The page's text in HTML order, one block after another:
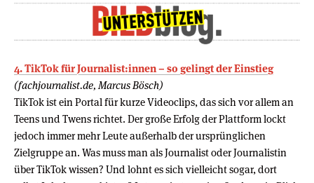
4. TikTok für Journalist:innen – so gelingt der Einstieg
(fachjournalist.de, Marcus Bösch)
TikTok ist ein Portal für kurze Videoclips, das sich vor allem an
Teens und Twens richtet. Der große Erfolg der Plattform lockt
jedoch immer mehr Leute außerhalb der ursprünglichen
Zielgruppe an. Was muss man als Journalist oder Journalistin
über TikTok wissen? Und lohnt es sich vielleicht sogar, dort